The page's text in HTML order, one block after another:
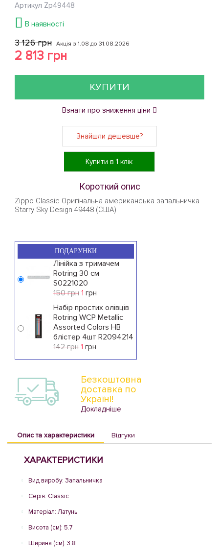
Артикул Zp49448
В наявності
3 126 грн Акція з 1.08 до 31.08.2026
2 813 грн
КУПИТИ
Взнати про зниження ціни
Знайшли дешевше?
Купити в 1 клік
Короткий опис
Zippo Classic Оригінальна американська запальничка
Starry Sky Design 49448 (США)
ПОДАРУНКИ
Лінійка з тримачем
Rotring 30 см
S0221020
150 грн 1 грн
Набір простих олівців
Rotring WCP Metallic
Assorted Colors HB
блістер 4шт R2094214
142 грн 1 грн
Безкоштовна
доставка по
Україні!
Докладніше
Опис та характеристики Відгуки
ХАРАКТЕРИСТИКИ
Вид виробу: Запальничка
Серія: Classic
Матеріал: Латунь
Висота (см): 5.7
Ширина (см): 3.8